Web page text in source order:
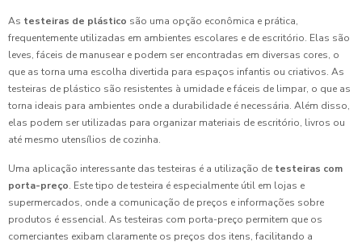
As testeiras de plástico são uma opção econômica e prática,
frequentemente utilizadas em ambientes escolares e de escritório. Elas são
leves, fáceis de manusear e podem ser encontradas em diversas cores, o
que as torna uma escolha divertida para espaços infantis ou criativos. As
testeiras de plástico são resistentes à umidade e fáceis de limpar, o que as
torna ideais para ambientes onde a durabilidade é necessária. Além disso,
elas podem ser utilizadas para organizar materiais de escritório, livros ou
até mesmo utensílios de cozinha.
Uma aplicação interessante das testeiras é a utilização de testeiras com
porta-preço. Este tipo de testeira é especialmente útil em lojas e
supermercados, onde a comunicação de preços e informações sobre
produtos é essencial. As testeiras com porta-preço permitem que os
comerciantes exibam claramente os preços dos itens, facilitando a